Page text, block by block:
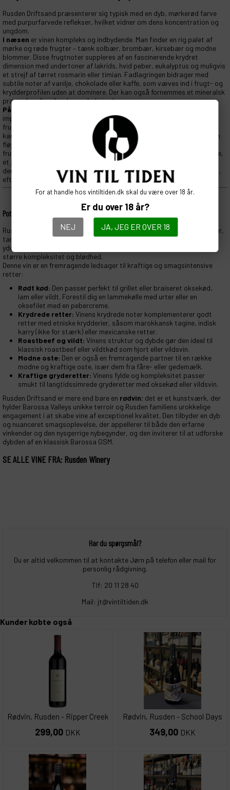
For at handle hos vintiltiden.dk skal du være over 18 år.
Er du over 18 år?
NEJ JA, JEG ER OVER 18
Rusden Driftsand præsenterer sig typisk med en dyb, mørkerød farve
med purpurfarvede reflekser, hvilket vidner om dens koncentration og
ungdom.
I næsen er vinen kompleks og indbydende. Man finder en rig palet af
mørke og røde frugter – tænk solbær, brombær, kirsebær og modne
blommer. Disse frugtnoter suppleres af en fascinerende krydret
dimension med undertoner af lakrids, hvid peber, eukalyptus og muligvis
et strejf af tørret rosmarin eller timian. Fadlagringen bidrager med
subtile noter af vanilje, chokolade eller kaffe, som væves ind i frugt- og
krydderprofilen uden at dominere. Der kan også fornemmes et mineralsk
præg, der afspejler de sandede jorde.
På ganen
imponerende balance mellem frugtrighed, syre og struktur. De mørke
frugter fra duften gentager sig, ofte med en saftig og koncentreret
karakter. Tanninerne er velintegrerede og modne, hvilket giver vinen en
fløjlsagtig tekstur og en behagelig greb på tungen. Grenaches
frugtighed bidrager med en friskhed, mens Mataros bidrag giver dybde,
et jordagtigt præg og en krydret undertone, der trækker sig igennem
den lange, vedvarende finish. Eftersmagen er typisk lang og kompleks,
efterlader noter af mørk chokolade, kaffe og et krydret, pebret touch.
Potentiale & Madparringer: En Vin til Kulinariske Oplevelser.
Rusden Driftsand har et fremragende lagringspotentiale. Dens struktur,
tanniner og koncentrerede frugt gør den velegnet til at udvikle sig
yderligere på flaske over 5-10 år eller mere, hvor den vil opnå endnu
større kompleksitet og blødhed.
Denne vin er en fremragende ledsager til kraftige og smagsintensive
retter:
Rødt kød: Den passer perfekt til grillet eller braiseret oksekød,
lam eller vildt. Forestil dig en lammekølle med urter eller en
oksefilet med en pebercreme.
Krydrede retter: Vinens krydrede noter komplementerer godt
retter med etniske krydderier, såsom marokkansk tagine, indisk
karry (ikke for stærk) eller mexicanske retter.
Roastbeef og vildt: Vinens struktur og dybde gør den ideel til
klassisk roastbeef eller vildtkød som hjort eller vildsvin.
Modne oste: Den er også en fremragende partner til en række
modne og kraftige oste, især dem fra fåre- eller gedemælk.
Kraftige gryderetter: Vinens fylde og kompleksitet passer
smukt til langtidssimrede gryderetter med oksekød eller vildsvin.
Rusden Driftsand er mere end bare en rødvin; det er et kunstværk, der
hylder Barossa Valleys unikke terroir og Rusden familiens urokkelige
engagement i at skabe vine af exceptionel kvalitet. Den tilbyder en dyb
og nuanceret smagsoplevelse, der appellerer til både den erfarne
vinkender og den nysgerrige nybegynder, og den inviterer til at udforske
dybden af en klassisk Barossa GSM.
SE ALLE VINE FRA: Rusden Winery
Har du spørgsmål?
Du er altid velkommen til at kontakte Jørn på telefon eller mail for
personlig rådgivning.
Tlf: 20 11 28 40
Mail: jt@vintiltiden.dk
Kunder købte også
Rødvin, Rusden - Ripper Creek
299,00 DKK
Rødvin, Rusden - School Days
349,00 DKK